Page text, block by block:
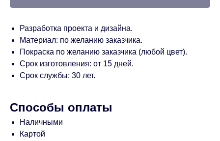
Разработка проекта и дизайна.
Материал: по желанию заказчика.
Покраска по желанию заказчика (любой цвет).
Срок изготовления: от 15 дней.
Срок службы: 30 лет.
Способы оплаты
Наличными
Картой